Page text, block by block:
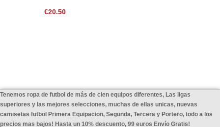
€20.50
Tenemos ropa de futbol de más de cien equipos diferentes, Las ligas
superiores y las mejores selecciones, muchas de ellas unicas, nuevas
camisetas futbol Primera Equipacion, Segunda, Tercera y Portero, todo a los
precios mas bajos! Hasta un 10% descuento, 99 euros Envío Gratis!